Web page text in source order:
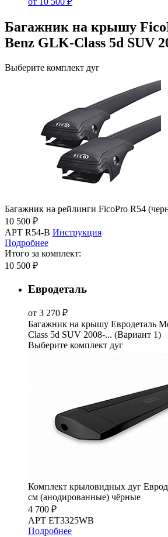
Багажник на крышу
Benz GLK-Class 5d SUV
Выберите комплект дуг
Багажник на рейлинги FicoPro R54
10 500 ₽
АРТ R54-B Инструкция
Подробнее
Итого за комплект:
10 500 ₽
Евродеталь
от 3 270 ₽
Багажник на крышу Евродеталь
Class 5d SUV 2008-... (Вариант 1)
Выберите комплект дуг
Комплект крыловидных дуг
см (анодированные) чёрные
4 700 ₽
АРТ ET3325WB
Подробнее